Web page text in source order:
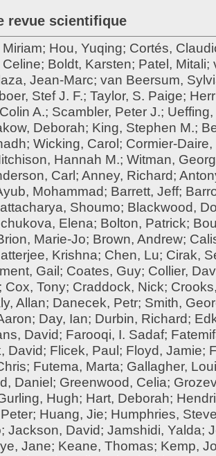
revue scientifique
; Hou, Yuqing; Cortés,
Celine; Boldt, Karsten; Patel, Mitali;
Jean-Marc; van Beersum,
Stef J. F.; Taylor, S. Paige;
A.; Scambler, Peter J.;
Deborah; King, Stephen M.;
; Wicking, Carol ; Cormier-Daire,
Hannah M.; Witman,
Carl ; Anney, Richard;
Mohammad; Barrett, Jeff;
Shoumo; Blackwood,
Elena; Bolton, Patrick;
Marie-Jo; Brown, Andrew;
Krishna; Chen, Lu; Cirak,
Gail ; Coates, Guy; Collier,
; Cox, Tony; Craddock, Nick;
Allan; Danecek, Petr; Smith,
; Day, Ian; Durbin, Richard;
David; Farooqi, I. Sadaf;
David; Flicek, Paul ; Floyd, Jamie;
; Futema, Marta; Gallagher,
Daniel ; Greenwood, Celia;
Hugh; Hart, Deborah;
; Huang, Jie; Humphries,
; Jackson, David; Jamshidi, Yalda;
Jane; Keane, Thomas; Kemp,